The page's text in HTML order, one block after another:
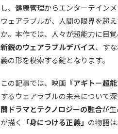
し、健康管理からエンターテイン
ウェアラブルが、人間の限界を超
か。本作では、人々が超能力に目
新鋭のウェアラブルデバイス、す
義の形を模索する鍵となります。
この記事では、映画 『アギト－超
するウェアラブルの未来について
間ドラマとテクノロジーの融合が
が描く
「身につける正義」 の物語